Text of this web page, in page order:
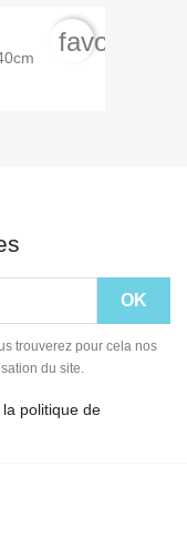
trouverez pour cela nos
du site.
politique de